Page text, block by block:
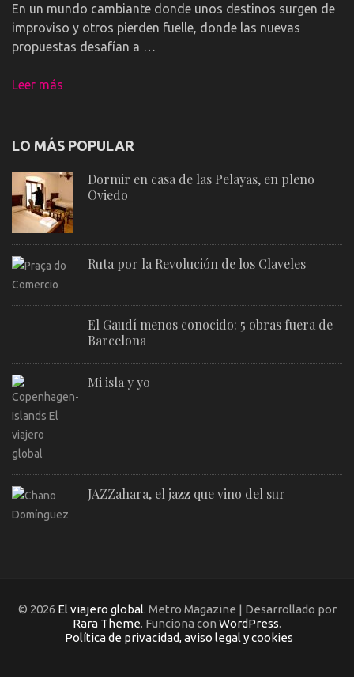
En un mundo cambiante donde unos destinos surgen de
improviso y otros pierden fuelle, donde las nuevas
propuestas desafían a …
Leer más
LO MÁS POPULAR
Dormir en casa de las Pelayas, en pleno
Oviedo
Ruta por la Revolución de los Claveles
El Gaudí menos conocido: 5 obras fuera de
Barcelona
Mi isla y yo
JAZZahara, el jazz que vino del sur
© 2026 El viajero global. Metro Magazine | Desarrollado por
Rara Theme. Funciona con WordPress.
Política de privacidad, aviso legal y cookies